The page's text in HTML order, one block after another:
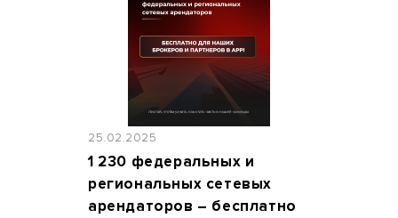
25.02.2025
1 230 федеральных и
региональных сетевых
арендаторов – бесплатно